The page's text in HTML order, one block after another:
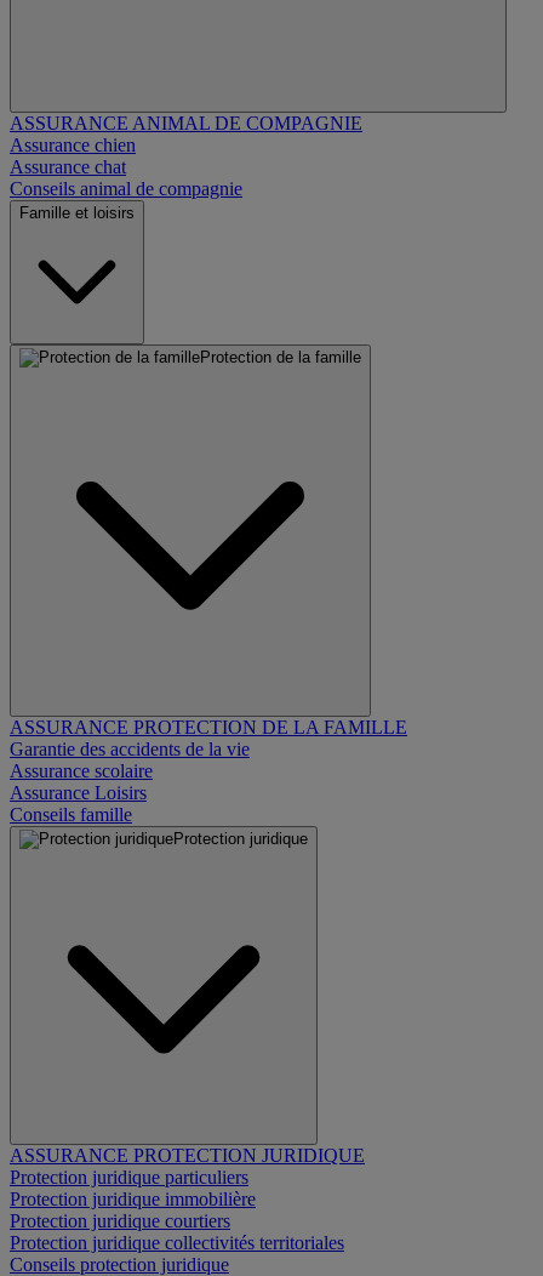
ASSURANCE ANIMAL DE COMPAGNIE
Assurance chien
Assurance chat
Conseils animal de compagnie
Famille et loisirs
Protection de la famille
ASSURANCE PROTECTION DE LA FAMILLE
Garantie des accidents de la vie
Assurance scolaire
Assurance Loisirs
Conseils famille
Protection juridique
ASSURANCE PROTECTION JURIDIQUE
Protection juridique particuliers
Protection juridique immobilière
Protection juridique courtiers
Protection juridique collectivités territoriales
Conseils protection juridique